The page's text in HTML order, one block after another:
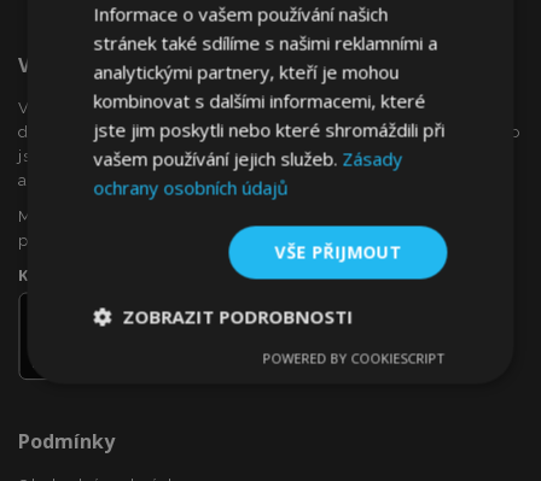
Vítejte Na VTVauto.cz
VTVauto je maloobchodním prodejcem a velkoobchodním
dodavatelem autopříslušenství a autodoplňků v Evropě, jako
jsou např .: ozdobné kryty kol (poklice), okenní deflektory,
autopotahy, autorohože, chromové kryty a rámy, ...
Máte zájem o dropshipping, nebo se chcete stát naším
partnerem?
Kontaktujte nás ještě dnes!
Podmínky
Informace o vašem používání našich
stránek také sdílíme s našimi reklamními a
analytickými partnery, kteří je mohou
kombinovat s dalšími informacemi, které
jste jim poskytli nebo které shromáždili při
vašem používání jejich služeb. Zásady
ochrany osobních údajů
VŠE PŘIJMOUT
ZOBRAZIT PODROBNOSTI
Výkonové
Soubory
POWERED BY COOKIESCRIPT